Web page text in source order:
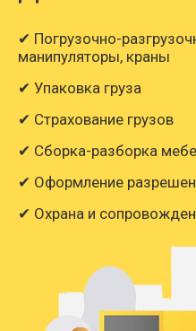
✔ Погрузочно-
манипуляторы, краны
✔ Упаковка груза
✔ Страхование грузов
✔ Сборка-разборка
✔ Оформление
✔ Охрана и